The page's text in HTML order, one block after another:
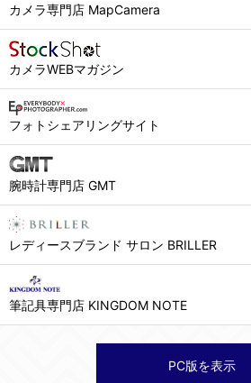
６．個人情報に関するお問合せ対応
シュッピン株式会社 個人情報相談窓口
Mail：privacy@syuppin.com (受付)
カメラ専門店 MapCamera
カメラWEBマガジン
フォトシェアリングサイト
腕時計専門店 GMT
レディースブランド サロン BRILLER
筆記具専門店 KINGDOM NOTE
PC版を表示